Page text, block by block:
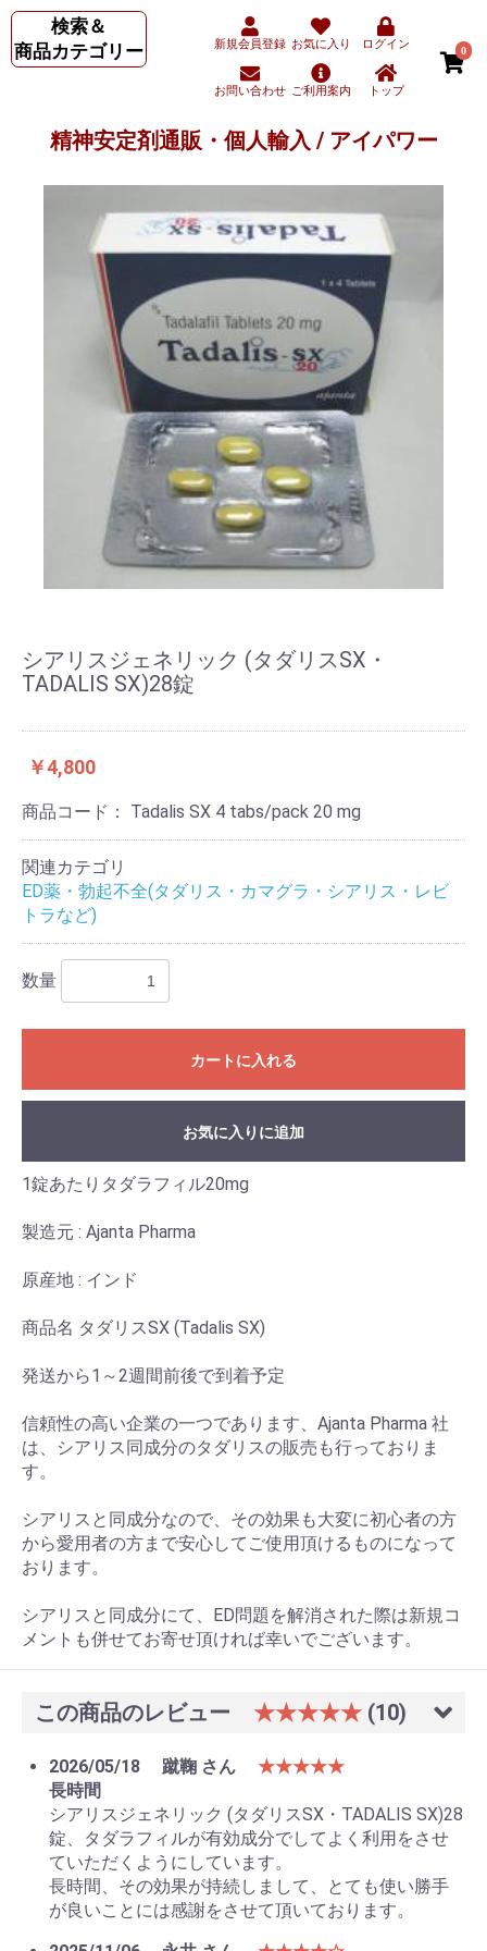
検索＆
商品カテゴリー
新規会員登録 お気に入り ログイン
お問い合わせ ご利用案内 トップ
0
精神安定剤通販・個人輸入 / アイパワー
シアリスジェネリック (タダリスSX・
TADALIS SX)28錠
￥4,800
商品コード： Tadalis SX 4 tabs/pack 20 mg
関連カテゴリ
ED薬・勃起不全(タダリス・カマグラ・シアリス・レビ
トラなど)
数量
カートに入れる
お気に入りに追加
1錠あたりタダラフィル20mg
製造元 : Ajanta Pharma
原産地 : インド
商品名 タダリスSX (Tadalis SX)
発送から1～2週間前後で到着予定
信頼性の高い企業の一つであります、Ajanta Pharma 社
は、シアリス同成分のタダリスの販売も行っておりま
す。
シアリスと同成分なので、その効果も大変に初心者の方
から愛用者の方まで安心してご使用頂けるものになって
おります。
シアリスと同成分にて、ED問題を解消された際は新規コ
メントも併せてお寄せ頂ければ幸いでございます。
この商品のレビュー ★★★★★ (10)
2026/05/18 蹴鞠 さん
★★★★★
長時間
シアリスジェネリック (タダリスSX・TADALIS SX)28
錠、タダラフィルが有効成分でしてよく利用をさせ
ていただくようにしています。
長時間、その効果が持続しまして、とても使い勝手
が良いことには感謝をさせて頂いております。